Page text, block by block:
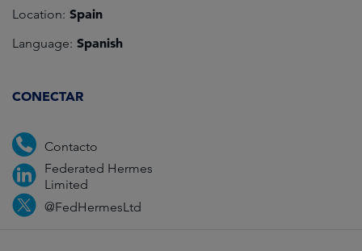
Location: Spain
Language: Spanish
CONECTAR
Contacto
Federated Hermes
Limited
@FedHermesLtd